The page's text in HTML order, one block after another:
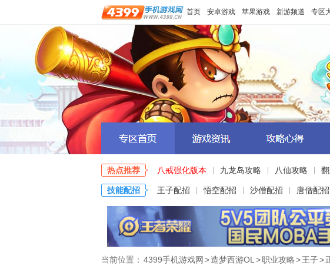
首页 安卓游戏 苹果游戏 新游频道 专区
热点推荐 八戒强化版本 九龙岛攻略 八仙攻略
技能配招 王子配招 悟空配招 沙僧配招 唐僧配招
当前位置： 4399手机游戏网>造梦西游OL >职业攻略>王子>